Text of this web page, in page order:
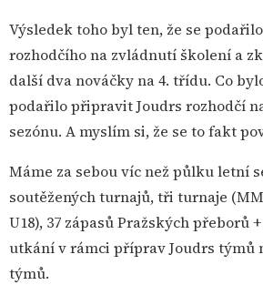
Výsledek toho byl ten, že se
rozhodčího na zvládnutí školení a
další dva nováčky na 4. třídu. Co
podařilo připravit Joudrs rozhodčí
sezónu. A myslím si, že se to fakt
Máme za sebou víc než půlku letní
soutěžených turnajů, tři turnaje
U18), 37 zápasů Pražských přeborů
utkání v rámci příprav Joudrs týmů
týmů.